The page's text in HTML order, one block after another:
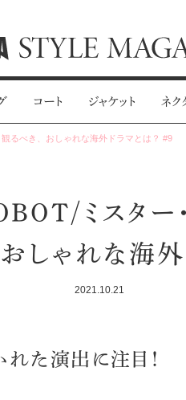
コート ジャケット ネク
るべき、おしゃれな海外ドラマとは？ #9
ミスター・
しゃれな海
2021.10.21
た演出に注目！